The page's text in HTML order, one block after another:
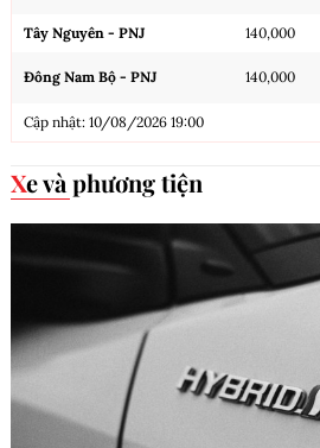
Tây Nguyên - PNJ 140,000
Đông Nam Bộ - PNJ 140,000
Cập nhật: 10/08/2026 19:00
Xe và phương tiện